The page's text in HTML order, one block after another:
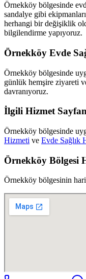
Örnekköy bölgesinde
sandalye gibi
herhangi bir değişiklik
bilgilendirme yapıyoruz.
Örnekköy Evde
Örnekköy bölgesinde
günlük hemşire ziyareti
davranıyoruz.
İlgili Hizmet
Örnekköy bölgesinde
Hizmeti ve Evde Sağlık
Örnekköy Bölgesi
Örnekköy bölgesinin